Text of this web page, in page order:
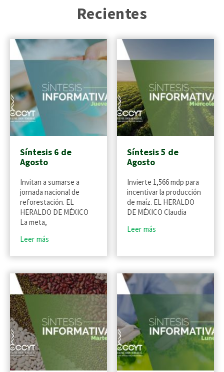
Recientes
Síntesis 6 de
Agosto
Invitan a sumarse a
jornada nacional de
reforestación. EL
HERALDO DE MÉXICO
La meta,
Leer más
Síntesis 5 de
Agosto
Invierte 1,566 mdp para
incentivar la producción
de maíz. EL HERALDO
DE MÉXICO Claudia
Leer más